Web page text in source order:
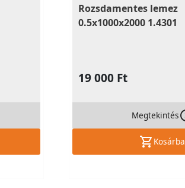
Rozsdamentes lemez
0.5x1000x2000 1.4301
19 000 Ft
Megtekintés
Kosárba